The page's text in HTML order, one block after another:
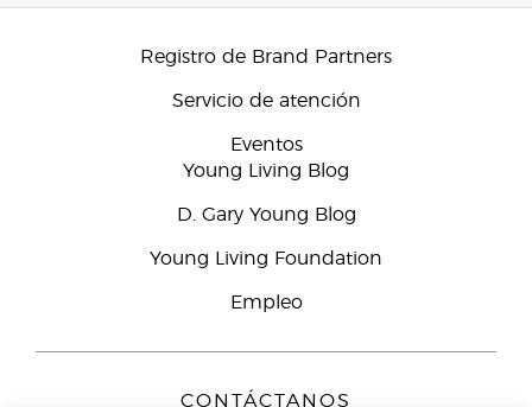
Registro de Brand Partners
Servicio de atención
Eventos
Young Living Blog
D. Gary Young Blog
Young Living Foundation
Empleo
CONTÁCTANOS